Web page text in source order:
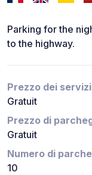
Parking for the
to the highway.
Prezzo dei servizi
Gratuit
Prezzo di
Gratuit
Numero di
10